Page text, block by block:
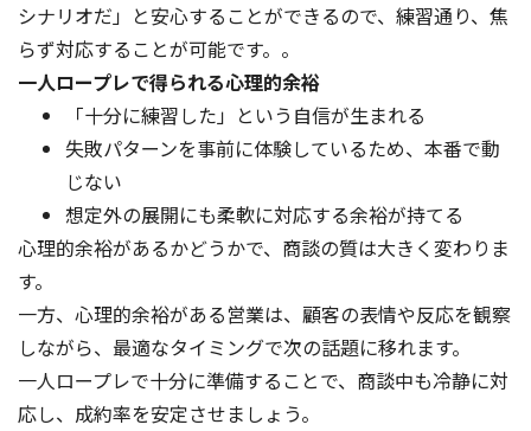
シナリオだ」と安心することができるので、練習通り、焦
らず対応することが可能です。。
一人ロープレで得られる心理的余裕
「十分に練習した」という自信が生まれる
失敗パターンを事前に体験しているため、本番で動
じない
想定外の展開にも柔軟に対応する余裕が持てる
心理的余裕があるかどうかで、商談の質は大きく変わりま
す。
一方、心理的余裕がある営業は、顧客の表情や反応を観察
しながら、最適なタイミングで次の話題に移れます。
一人ロープレで十分に準備することで、商談中も冷静に対
応し、成約率を安定させましょう。